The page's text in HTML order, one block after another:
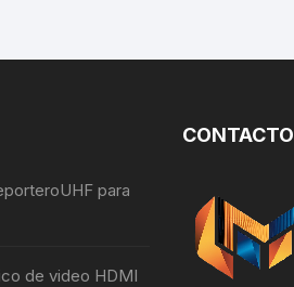
para
de video HDMI
CONTACTO